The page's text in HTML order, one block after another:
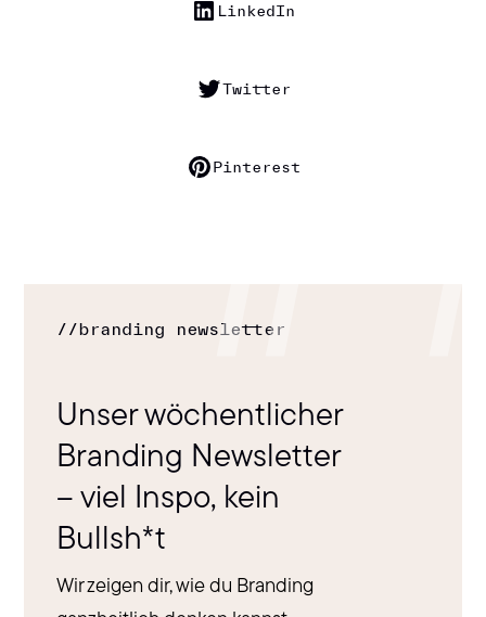
LinkedIn
Twitter
Pinterest
//branding newsletter
Unser wöchentlicher
Branding Newsletter
– viel Inspo, kein
Bullsh*t
Wir zeigen dir, wie du Branding